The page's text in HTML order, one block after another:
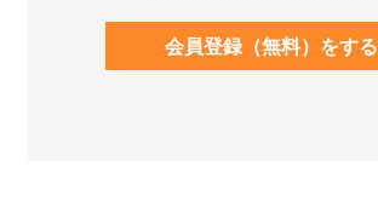
会員登録（無料）をする